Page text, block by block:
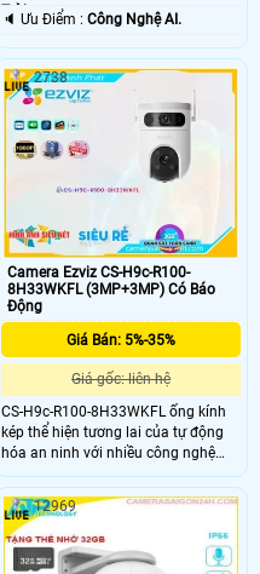
Trời.
️🔈 Ưu Điểm :Công Nghệ AI.
Camera Ezviz CS-H9c-R100-
8H33WKFL (3MP+3MP) Có Báo
Động
Giá Bán: 5%-35%
Giá gốc: liên hệ
CS-H9c-R100-8H33WKFL ống kính
kép thể hiện tương lai của tự động
hóa an ninh với nhiều công nghệ
độc đáo. Hai camera của CS-H9c-
R100-8H33WKFL hoạt động liên kết
với nhau để bảo vệ các khu vực rộng
lớn, và đạt được hiệu quả tương
đương với hệ thống nhiều camera.
2738
12969